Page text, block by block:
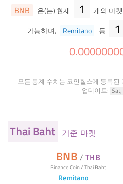
BNB 은(는) 현재 1 개의 마
가능하며,
Remitano 등 1
0.
모든 통계 수치는 코인힐스에 등록
업데이트:
Thai Baht 기준 마켓
BNB /THB
Binance Coin/Thai Baht
Remitano